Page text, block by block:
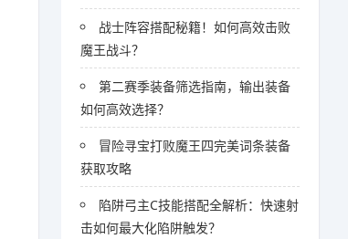
战士阵容搭配秘籍！如何高效击败
魔王战斗？
第二赛季装备筛选指南，输出装备
如何高效选择？
冒险寻宝打败魔王四完美词条装备
获取攻略
陷阱弓主C技能搭配全解析：快速射
击如何最大化陷阱触发？